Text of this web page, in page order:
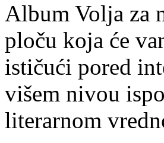
Album Volja za
ploču koja će
ističući pored
višem nivou
literarnom